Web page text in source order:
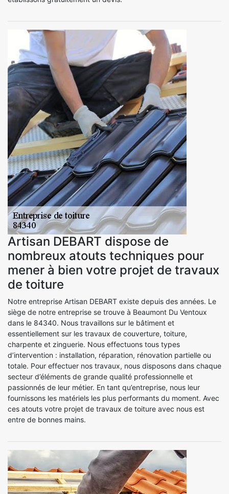
Artisan DEBART dispose de
nombreux atouts techniques pour
mener à bien votre projet de travaux
de toiture
Notre entreprise Artisan DEBART existe depuis des années. Le
siège de notre entreprise se trouve à Beaumont Du Ventoux
dans le 84340. Nous travaillons sur le bâtiment et
essentiellement sur les travaux de couverture, toiture,
charpente et zinguerie. Nous effectuons tous types
d’intervention : installation, réparation, rénovation partielle ou
totale. Pour effectuer nos travaux, nous disposons dans chaque
secteur d’éléments de grande qualité professionnelle et
passionnés de leur métier. En tant qu’entreprise, nous leur
fournissons les matériels les plus performants du moment. Avec
ces atouts votre projet de travaux de toiture avec nous est
entre de bonnes mains.